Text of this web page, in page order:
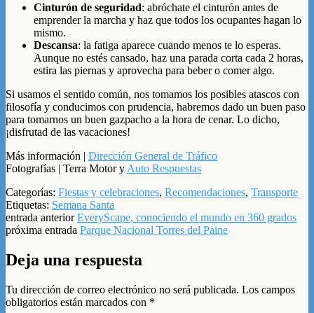
Cinturón de seguridad: abróchate el cinturón antes de
emprender la marcha y haz que todos los ocupantes hagan lo
mismo.
Descansa: la fatiga aparece cuando menos te lo esperas.
Aunque no estés cansado, haz una parada corta cada 2 horas,
estira las piernas y aprovecha para beber o comer algo.
Si usamos el sentido común, nos tomamos los posibles atascos con
filosofía y conducimos con prudencia, habremos dado un buen paso
para tomarnos un buen gazpacho a la hora de cenar. Lo dicho,
¡disfrutad de las vacaciones!
Más información | Dirección General de Tráfico
Fotografías | Terra Motor y Auto Respuestas
Categorías: Fiestas y celebraciones, Recomendaciones, Transporte
Etiquetas: Semana Santa
entrada anteriorEveryScape, conociendo el mundo en 360 grados
próxima entrada Parque Nacional Torres del Paine
Deja una respuesta
Tu dirección de correo electrónico no será publicada. Los campos
obligatorios están marcados con *